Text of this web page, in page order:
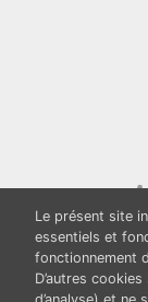
Le présent site
essentiels et
fonctionnement
D’autres